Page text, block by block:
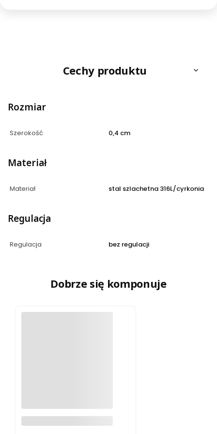
Cechy produktu
Rozmiar
Szerokość 0,4 cm
Materiał
Materiał stal szlachetna 316L/cyrkonia
Regulacja
Regulacja bez regulacji
Dobrze się komponuje
Pierścionek oczko